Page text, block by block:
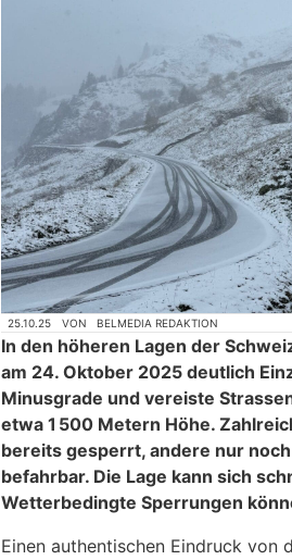
25.10.25 VON BELMEDIA REDAKTION
In den höheren Lagen der
am 24. Oktober 2025 deutlich
Minusgrade und vereiste
etwa 1 500 Metern Höhe.
bereits gesperrt, andere nur
befahrbar. Die Lage kann sich
Wetterbedingte Sperrungen
Einen authentischen Eindruck